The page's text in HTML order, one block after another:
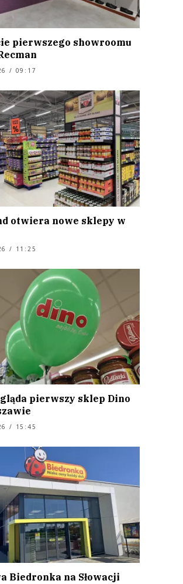
pierwszego showroomu
/ 09:17
otwiera nowe sklepy w
/ 11:25
pierwszy sklep Dino
/ 15:45
Biedronka na Słowacji